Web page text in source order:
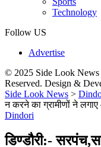
Technology
Follow US
Advertise
© 2025 Side Look
Reserved. Design &
Side Look News >
न करने का ग्रामीणों ने
Dindori
डिण्डौरी:-